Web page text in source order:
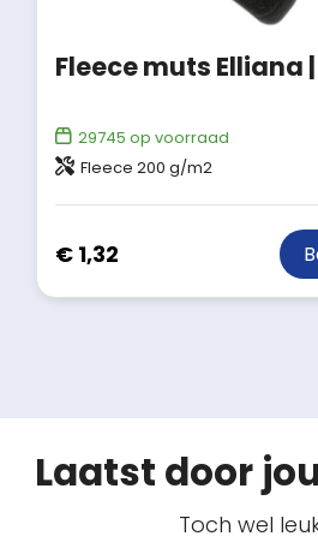
29745 op voorraad
Fleece 200 g/m2
€ 1,32
Laatst door
Toch wel